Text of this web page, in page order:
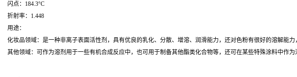
闪点：184.3°C
折射率：1.448
用途：
化妆品领域：是一种非离子表面活性剂，具有优良的乳化、分散、增溶、润滑能力，还对色粉有很好的溶解能力
其他领域：可作为溶剂用于一些有机合成反应中，也可用于制备其他酯类化合物等，还可在某些特殊涂料中作为